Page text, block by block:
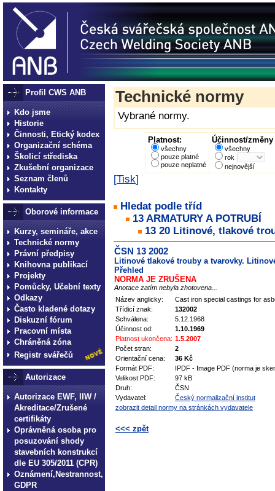
Profil CWS ANB
Kdo jsme
Historie
Činnosti, Etický kodex
Organizační schéma
Školicí střediska
Zkušební organizace
Seznam členů
Kontakty
Oborové informace
Kurzy, semináře, akce
Technické normy
Právní předpisy
Knihovna publikací
Projekty
Pomůcky, Učební texty
Odkazy
Často kladené dotazy
Diskuzní fórum
Pracovní místa
Chráněná zóna
Registr svářečů
Autorizace
Autorizace EWF, IIW /
Akreditace/Zrušené
certifikáty
Oprávněná osoba pro
posuzování shody
stavebních konstrukcí
dle EU 305/2011 (CPR)
Oznámení,Nestrannost,
GDPR
Technické normy
Vybrané normy.
Platnost:
všechny
pouze platné
pouze neplatné
Účinnost/změny
všechny
rok
nejnovější
[Tisk]
Hledat podle tříd
13 ARMATURY A POTRUBÍ
13 20 Litinové, tlakové
ČSN 13 2002
Litinové tlakové trouby a tvarovky.
Přehled
NORMA JE ZRUŠENA
Anotace zatím nebyla zhotovena...
Název anglicky:
Cast iron special castings for
Třídicí znak:
132002
Schválena:
5.12.1968
Účinnost od:
1.10.1969
Platnost ukončena: 1.5.2007
Počet stran:
2
Orientační cena:
36 Kč
Formát PDF:
IPDF - Image PDF (norma je
Velikost PDF:
97 kB
Druh:
ČSN
Vydavatel:
Český normalizační institut
zobrazit detail normy na stránkách vydavatele
<<< zpět